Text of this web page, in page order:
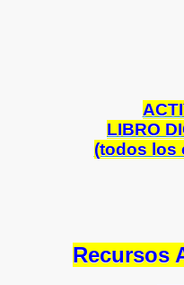
LIBRO
(todos los
Recursos